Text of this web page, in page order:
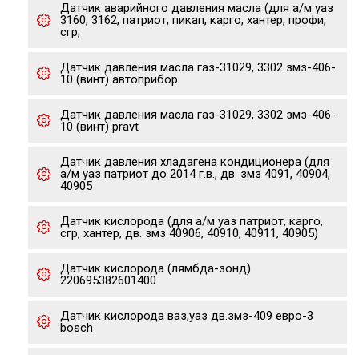
Датчик аварийного давления масла (для а/м уаз
3160, 3162, патриот, пикап, карго, хантер, профи,
сгр,
Датчик давления масла газ-31029, 3302 змз-406-
10 (винт) автоприбор
Датчик давления масла газ-31029, 3302 змз-406-
10 (винт) pravt
Датчик давления хладагена кондиционера (для
а/м уаз патриот до 2014 г.в., дв. змз 4091, 40904,
40905
Датчик кислорода (для а/м уаз патриот, карго,
сгр, хантер, дв. змз 40906, 40910, 40911, 40905)
Датчик кислорода (лямбда-зонд)
220695382601400
Датчик кислорода ваз,уаз дв.змз-409 евро-3
bosch